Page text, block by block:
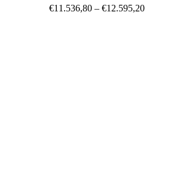
€11.536,80 – €12.595,20